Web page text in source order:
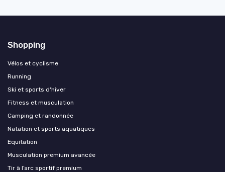
Shopping
Vélos et cyclisme
Running
Ski et sports d'hiver
Fitness et musculation
Camping et randonnée
Natation et sports aquatiques
Equitation
Musculation premium avancée
Tir à l’arc sportif premium